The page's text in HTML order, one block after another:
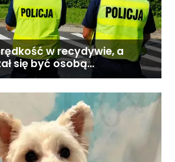
w recydywie, a
się być osobą